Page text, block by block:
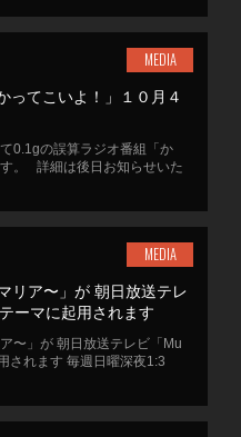
MEDIA
ってこいよ！」１０月４
0.1gの誤算ラジオ番組「か
。 詳細は後日お知らせいた
MEDIA
リア〜」が 朝日放送テレ
ーマに起用されます
〜」が 朝日放送テレビ「Mu
されます 毎週日曜深夜1:3